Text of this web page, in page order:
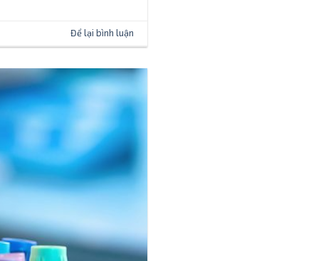
Để lại bình luận